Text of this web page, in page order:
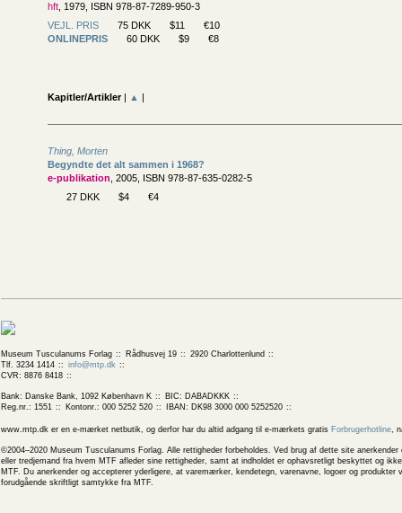
hft , 1979, ISBN 978-87-7289-950-3
VEJL. PRIS
75 DKK $11
€10
ONLINEPRIS
60 DKK $9 €8
Kapitler/Artikler| ▲ |
Thing, Morten
Begyndte det alt sammen i 1968?
e-publikation , 2005, ISBN 978-87-635-0282-5
27 DKK
$4 €4
Museum Tusculanums Forlag Rådhusvej 19
2920 Charlottenlund
Tlf. 3234 1414
info@mtp.dk
CVR: 8876 8418
Bank: Danske Bank, 1092 København K
BIC: DABADKKK
Reg.nr.: 1551
Kontonr.: 000 5252 520 IBAN: DK98 3000 000 5252520
www.mtp.dk er en e-mærket netbutik, og derfor har du altid adgang til e-mærkets gratis Forbrugerhotline,
©2004–2020 Museum Tusculanums Forlag. Alle rettigheder forbeholdes. Ved brug af dette site
eller tredjemand fra hvem MTF afleder sine rettigheder, samt at indholdet er ophavsretligt beskyttet og
MTF. Du anerkender og accepterer yderligere, at varemærker, kendetegn, varenavne, logoer og
forudgående skriftligt samtykke fra MTF.